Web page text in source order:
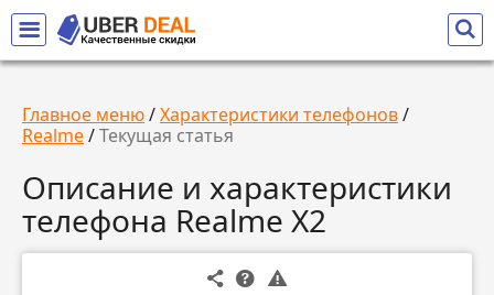
Главное меню/Характеристики телефонов/
Realme/Текущая статья
Описание и характеристики
телефона Realme X2